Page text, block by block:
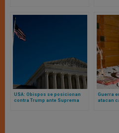
masacre en Gaza
USA: Obispos se posicionan
contra Trump ante Suprema
Guerra
atacan